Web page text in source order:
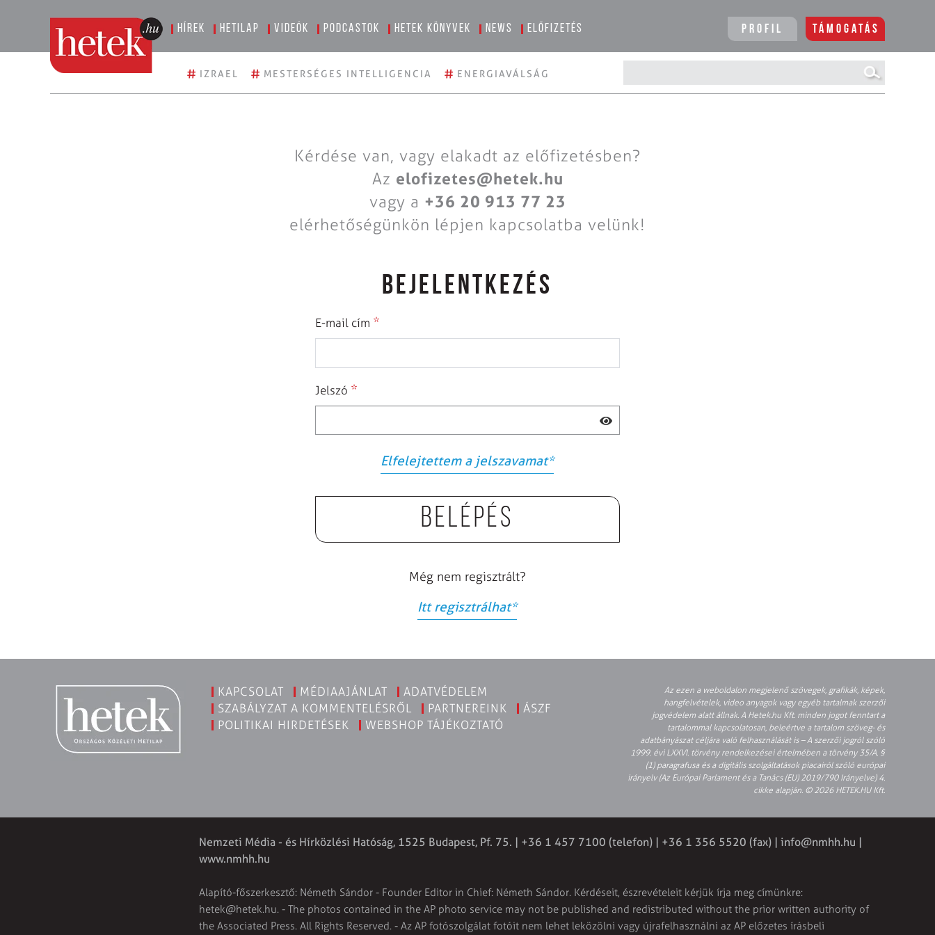
Hírek Hetilap Videók Podcastok Hetek könyvek News Előfizetés Profil Támogatás
# IZRAEL # MESTERSÉGES INTELLIGENCIA # ENERGIAVÁLSÁG
Kérdése van, vagy elakadt az előfizetésben?
Az elofizetes@hetek.hu
vagy a +36 20 913 77 23
elérhetőségünkön lépjen kapcsolatba velünk!
BEJELENTKEZÉS
E-mail cím *
Jelszó *
Elfelejtettem a jelszavamat*
Belépés
Még nem regisztrált?
Itt regisztrálhat*
KAPCSOLAT MÉDIAAJÁNLAT
ADATVÉDELEM
SZABÁLYZAT A KOMMENTELÉSRŐL
PARTNEREINK
ÁSZF
POLITIKAI HIRDETÉSEK
WEBSHOP TÁJÉKOZTATÓ
Az ezen a weboldalon megjelenő szövegek, grafikák, képek,
hangfelvételek, video anyagok vagy egyéb tartalmak szerzői
jogvédelem alatt állnak. A Hetek.hu Kft. minden jogot fenntart a
tartalommal kapcsolatosan, beleértve a tartalom szöveg- és
adatbányászat céljára való felhasználását is – A szerzői jogról szóló
1999. évi LXXVI. törvény rendelkezései értelmében a törvény 35/A. §
(1) paragrafusa és a digitális szolgáltatások piacairól szóló európai
irányelv (Az Európai Parlament és a Tanács (EU) 2019/790 Irányelve) 4.
cikke alapján. © 2026 HETEK.HU Kft.
Nemzeti Média - és Hírközlési Hatóság, 1525 Budapest, Pf. 75. | +36 1 457 7100 (telefon) | +36 1 356 5520 (fax) | info@nmhh.hu |
www.nmhh.hu
Alapító-főszerkesztő: Németh Sándor - Founder Editor in Chief: Németh Sándor. Kérdéseit, észrevételeit kérjük írja meg címünkre:
hetek@hetek.hu. - The photos contained in the AP photo service may not be published and redistributed without the prior written authority of
the Associated Press. All Rights Reserved. - Az AP fotószolgálat fotóit nem lehet leközölni vagy újrafelhasználni az AP előzetes írásbeli